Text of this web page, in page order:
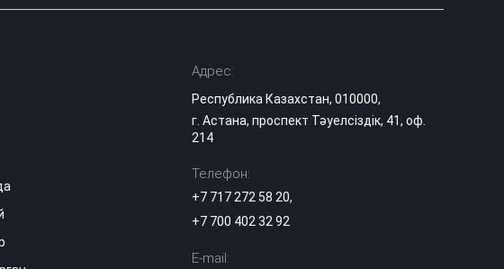
01:36
грант довело до
слез: 74-летний
прадедушка
в Актау мальчика
Минздрава
Адрес:
Республика Казахстан, 010000,
г. Астана, проспект Тәуелсіздік, 41, оф.
214
Телефон:
+7 717 272 58 20,
+7 700 402 32 92
E-mail: